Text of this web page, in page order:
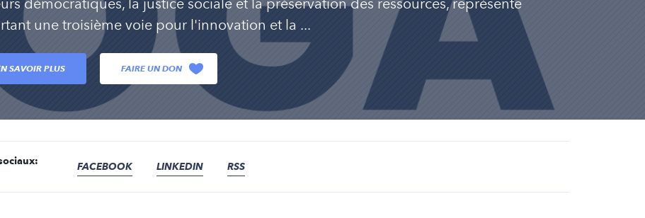
démocratiques, la justice sociale et la préservation des ressources, représente
une troisième voie pour l'innovation et la ...
SAVOIR PLUS FAIRE UN DON
FACEBOOK LINKEDIN RSS